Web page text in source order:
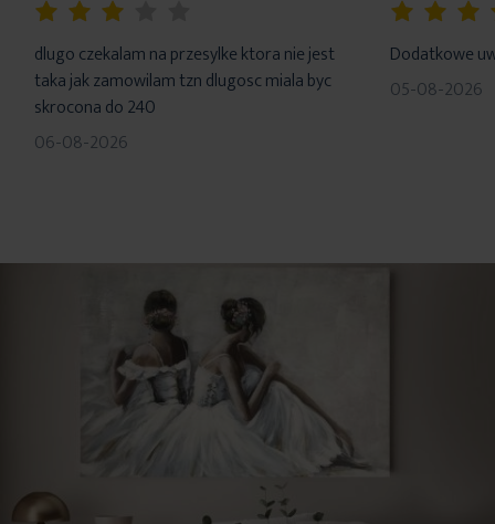
dlugo czekalam na przesylke ktora nie jest
taka jak zamowilam tzn dlugosc miala byc
skrocona do 240
06-08-2026
Dodatkowe
05-08-2026